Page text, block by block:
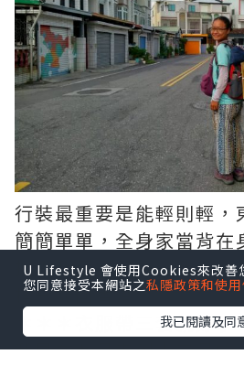
行裝最重要是能輕則輕，
簡簡單單，全身家當背在
掂！我經常笑說，我這
搭飛機回香港．
＊＊＊衣服帶三套就好了
我是在九月走到十二月的
U Lifestyle 會使用Cookies來改善
您同意接受本網站之私隱政策和使
我已閱讀及同